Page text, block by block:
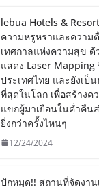
lebua Hotels &
ความหรูหราและความ
เทศกาลแห่งความสุข ด้
แสดง Laser Mapping
ประเทศไทย และยังเป็
ที่สุดในโลก เพื่อสร้างค
แขกผู้มาเยือนในค่ำคืน
ยิ่งกว่าครั้งไหนๆ
12/24/2024
ปักหมุด!! สถานที่จัดงา